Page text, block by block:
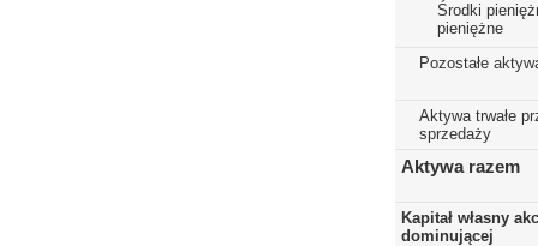
Środki
pieniężne
Pozostałe
Aktywa trwałe
sprzedaży
Aktywa razem
Kapitał własny
dominującej